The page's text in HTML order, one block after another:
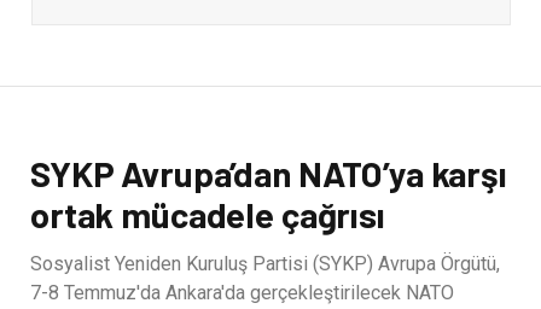
SYKP Avrupa’dan NATO’ya karşı
ortak mücadele çağrısı
Sosyalist Yeniden Kuruluş Partisi (SYKP) Avrupa Örgütü,
7-8 Temmuz'da Ankara'da gerçekleştirilecek NATO